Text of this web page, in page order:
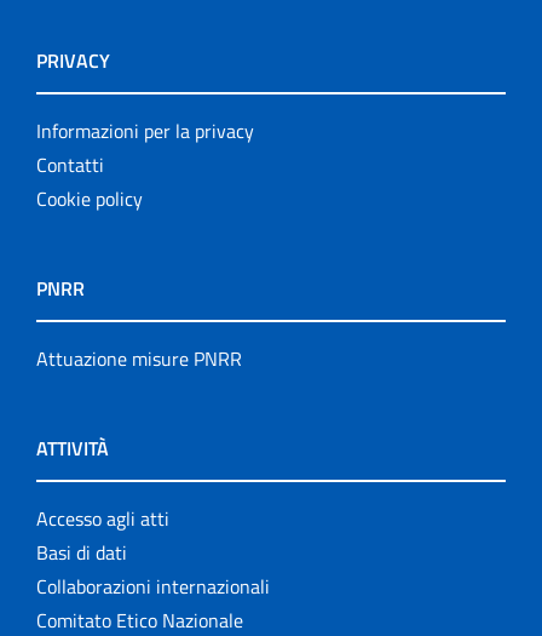
PRIVACY
Informazioni per la privacy
Contatti
Cookie policy
PNRR
Attuazione misure PNRR
ATTIVITÀ
Accesso agli atti
Basi di dati
Collaborazioni internazionali
Comitato Etico Nazionale